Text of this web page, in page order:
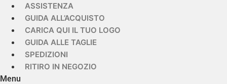
ASSISTENZA
GUIDA ALL’ACQUISTO
CARICA QUI IL TUO LOGO
GUIDA ALLE TAGLIE
SPEDIZIONI
RITIRO IN NEGOZIO
Menu